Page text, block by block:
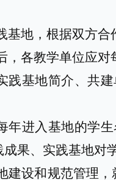
基地，根据双方合
，各教学单位应对
践基地简介、共
年进入基地的学
成果、 实践基地对
建设和规范管理，